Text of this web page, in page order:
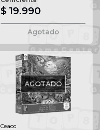
$ 19.990
Agotado
AGOTADO
Ceaco